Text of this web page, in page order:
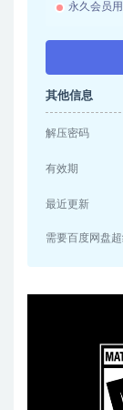
永久会员
其他信息
解压密码
有效期
最近更新
需要百度网盘